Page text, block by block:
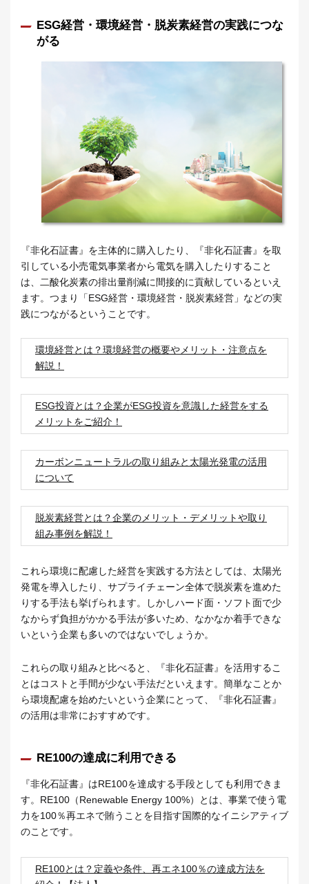
ESG経営・環境経営・脱炭素経営の実践につな
がる
『非化石証書』を主体的に購入したり、『非化石証書』を取
引している小売電気事業者から電気を購入したりすること
は、二酸化炭素の排出量削減に間接的に貢献しているといえ
ます。つまり「ESG経営・環境経営・脱炭素経営」などの実
践につながるということです。
環境経営とは？環境経営の概要やメリット・注意点を
解説！
ESG投資とは？企業がESG投資を意識した経営をする
メリットをご紹介！
カーボンニュートラルの取り組みと太陽光発電の活用
について
脱炭素経営とは？企業のメリット・デメリットや取り
組み事例を解説！
これら環境に配慮した経営を実践する方法としては、太陽光
発電を導入したり、サプライチェーン全体で脱炭素を進めた
りする手法も挙げられます。しかしハード面・ソフト面で少
なからず負担がかかる手法が多いため、なかなか着手できな
いという企業も多いのではないでしょうか。
これらの取り組みと比べると、『非化石証書』を活用するこ
とはコストと手間が少ない手法だといえます。簡単なことか
ら環境配慮を始めたいという企業にとって、『非化石証書』
の活用は非常におすすめです。
RE100の達成に利用できる
『非化石証書』はRE100を達成する手段としても利用できま
す。RE100（Renewable Energy 100%）とは、事業で使う電
力を100％再エネで賄うことを目指す国際的なイニシアティブ
のことです。
RE100とは？定義や条件、再エネ100％の達成方法を